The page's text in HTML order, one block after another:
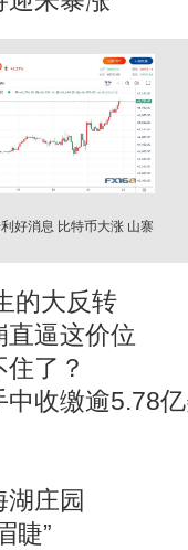
好消息 比特币大涨 山寨
的大反转
逼这价位
了？
收缴逾5.78
庄园
睫”